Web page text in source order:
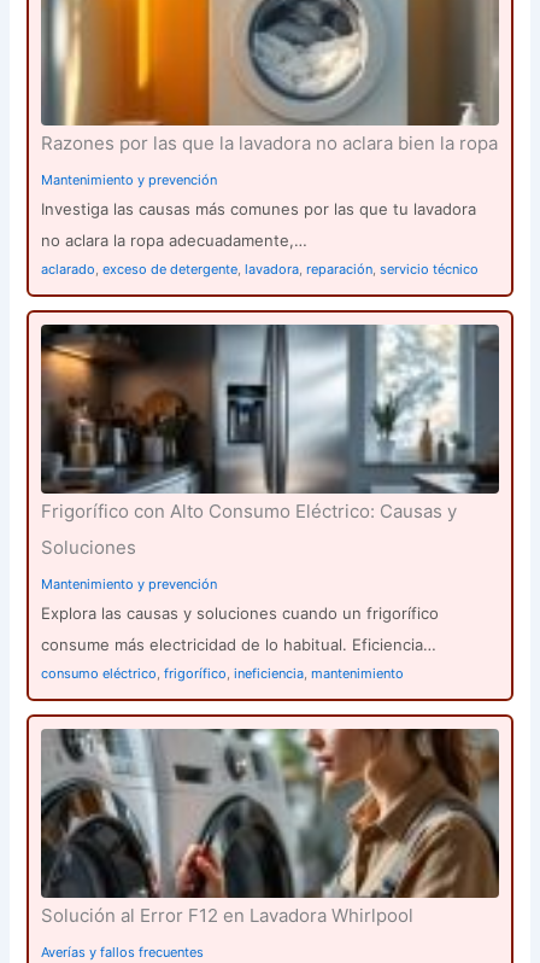
Razones por las que la lavadora no aclara bien la ropa
Mantenimiento y prevención
Investiga las causas más comunes por las que tu lavadora
no aclara la ropa adecuadamente,…
aclarado,exceso de detergente,lavadora,reparación,servicio técnico
Frigorífico con Alto Consumo Eléctrico: Causas y
Soluciones
Mantenimiento y prevención
Explora las causas y soluciones cuando un frigorífico
consume más electricidad de lo habitual. Eficiencia…
consumo eléctrico,frigorífico,ineficiencia,mantenimiento
Solución al Error F12 en Lavadora Whirlpool
Averías y fallos frecuentes